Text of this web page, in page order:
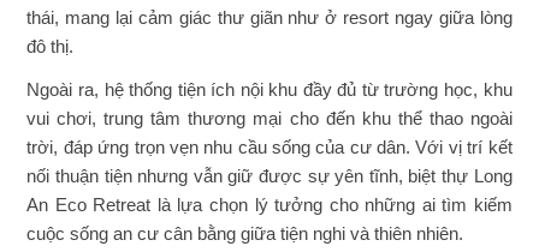
thái, mang lại cảm giác thư giãn như ở resort ngay giữa lòng
đô thị.
Ngoài ra, hệ thống tiện ích nội khu đầy đủ từ trường học, khu
vui chơi, trung tâm thương mại cho đến khu thể thao ngoài
trời, đáp ứng trọn vẹn nhu cầu sống của cư dân. Với vị trí kết
nối thuận tiện nhưng vẫn giữ được sự yên tĩnh, biệt thự Long
An Eco Retreat là lựa chọn lý tưởng cho những ai tìm kiếm
cuộc sống an cư cân bằng giữa tiện nghi và thiên nhiên.